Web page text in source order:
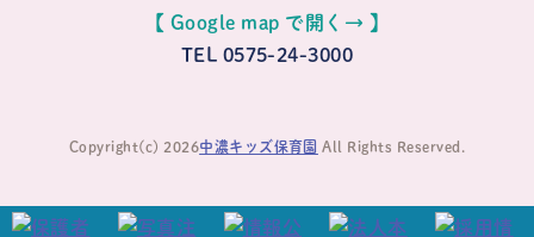
【 Google map で開く→ 】
TEL 0575-24-3000
Copyright(c) 2026中濃キッズ保育園 All Rights Reserved.